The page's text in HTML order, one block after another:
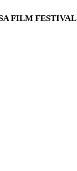
FILM FESTIVAL